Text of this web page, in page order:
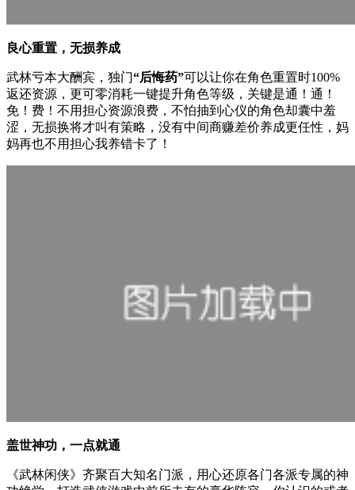
良心重置，无损养成
武林亏本大酬宾，独门“后悔药”可以让你在角色重置时100%
返还资源，更可零消耗一键提升角色等级，关键是通！通！
免！费！不用担心资源浪费，不怕抽到心仪的角色却囊中羞
涩，无损换将才叫有策略，没有中间商赚差价养成更任性，妈
妈再也不用担心我养错卡了！
盖世神功，一点就通
《武林闲侠》齐聚百大知名门派，用心还原各门各派专属的神